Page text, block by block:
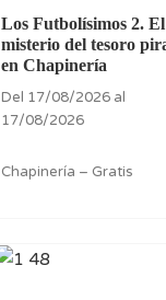
Los Futbolísimos 2. El
misterio del tesoro
en Chapinería
Del 17/08/2026 al
17/08/2026
Chapinería – Gratis